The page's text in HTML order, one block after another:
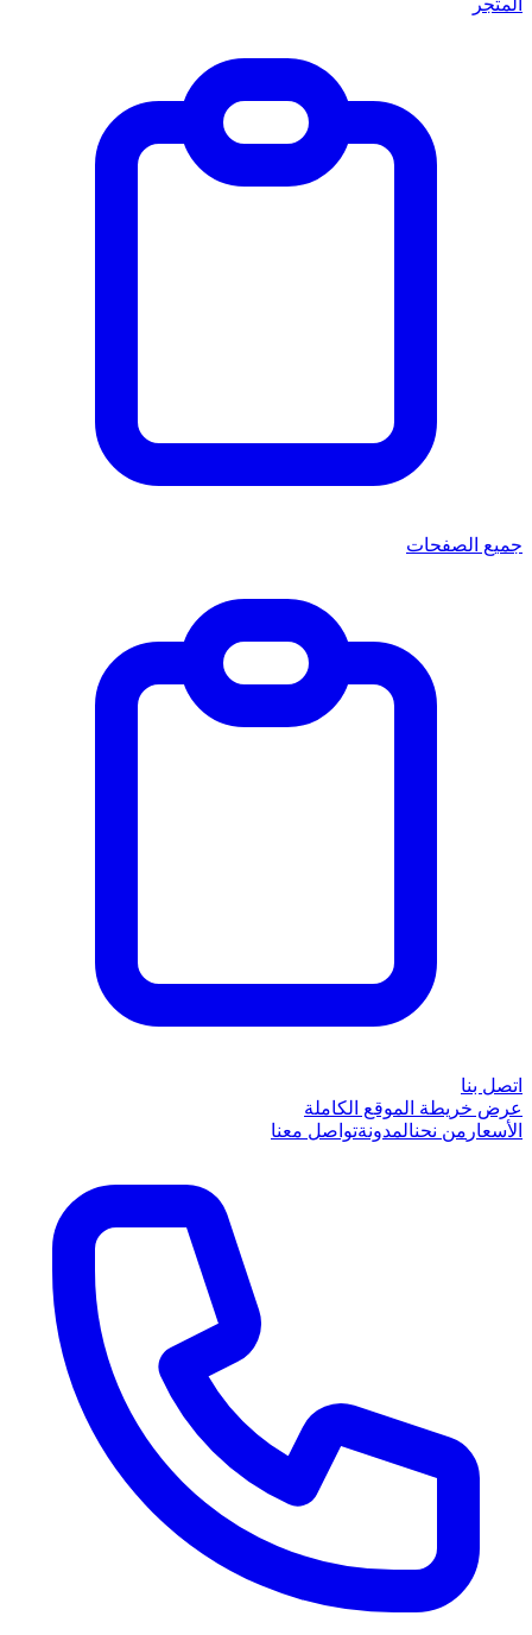
المتجر
جميع الصفحات
اتصل بنا
عرض خريطة الموقع الكاملة
الأسعار من نحنالمدونةتواصل معنا